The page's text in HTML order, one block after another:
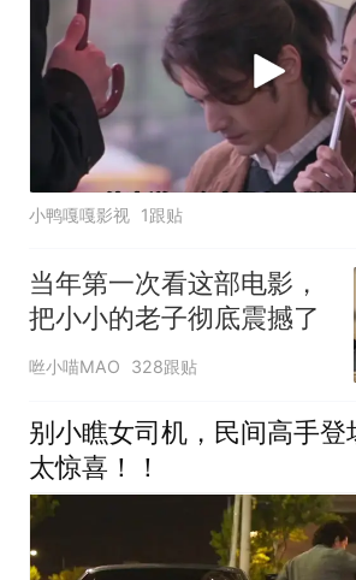
小鸭嘎嘎影视 1跟贴
当年第一次看这部电影，
把小小的老子彻底震撼了
咝小喵MAO 328跟贴
别小瞧女司机，民间高手登
太惊喜！！